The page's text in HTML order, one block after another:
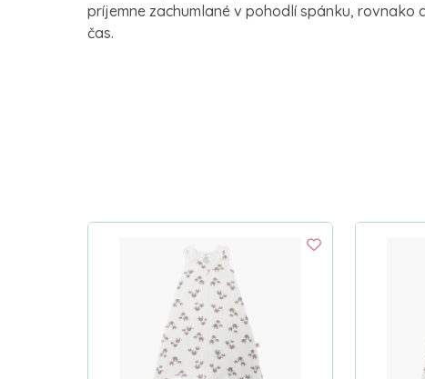
príjemne zachumlané v pohodlí spánku, rovnako
čas.